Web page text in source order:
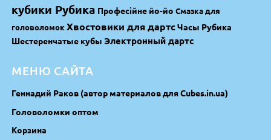
кубики Рубика Професійне йо-йо Смазка для
головоломокХвостовики для дартсЧасы Рубика
Шестеренчатые кубы Электронный дартс
МЕНЮ САЙТА
Геннадий Раков (автор материалов для Cubes.in.ua)
Головоломки оптом
Корзина